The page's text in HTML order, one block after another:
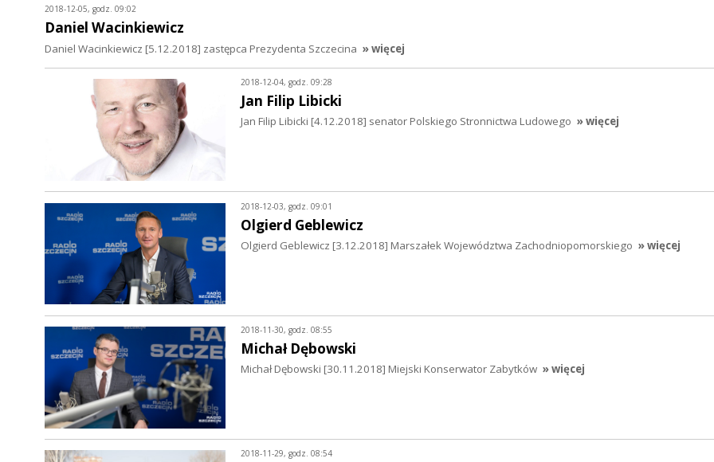
2018-12-05, godz. 09:02
Daniel Wacinkiewicz
Daniel Wacinkiewicz [5.12.2018] zastępca Prezydenta Szczecina » więcej
2018-12-04, godz. 09:28
Jan Filip Libicki
Jan Filip Libicki [4.12.2018] senator Polskiego Stronnictwa Ludowego » więcej
2018-12-03, godz. 09:01
Olgierd Geblewicz
Olgierd Geblewicz [3.12.2018] Marszałek Województwa Zachodniopomorskiego » więcej
2018-11-30, godz. 08:55
Michał Dębowski
Michał Dębowski [30.11.2018] Miejski Konserwator Zabytków » więcej
2018-11-29, godz. 08:54